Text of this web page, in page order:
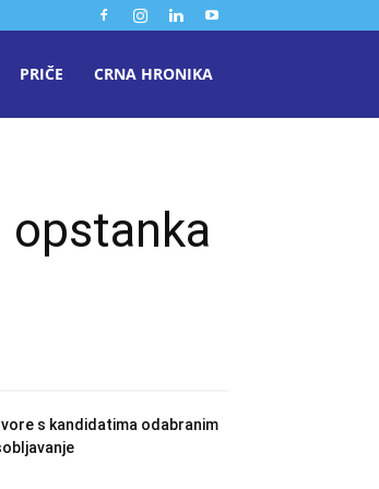
PRIČE CRNA HRONIKA
opstanka
s kandidatima odabranim